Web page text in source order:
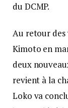
du DCMP.
Au retour des
Kimoto en
deux
revient à la
Loko va